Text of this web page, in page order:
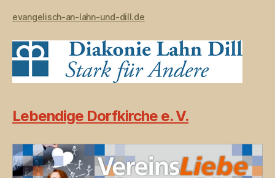
evangelisch-an-lahn-und-dill.de
Lebendige Dorfkirche e. V.